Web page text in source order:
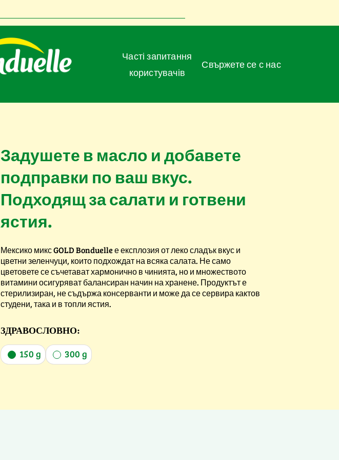
Часті запитання
користувачів
Свържете се с нас
Задушете в масло и добавете
подправки по ваш вкус.
Подходящ за салати и готвени
ястия.
Мексико микс GOLD Bonduelle е експлозия от леко сладък вкус и
цветни зеленчуци, които подхождат на всяка салата. Не само
цветовете се съчетават хармонично в чинията, но и множеството
витамини осигуряват балансиран начин на хранене. Продуктът е
стерилизиран, не съдържа консерванти и може да се сервира кактов
студени, така и в топли ястия.
ЗДРАВОСЛОВНО:
150 g 300 g